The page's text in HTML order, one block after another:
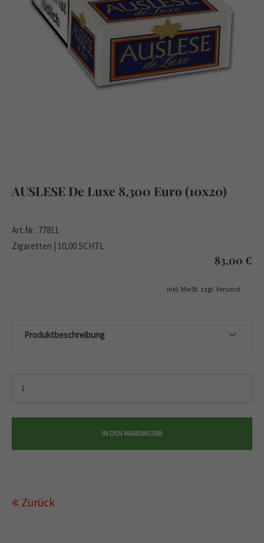
AUSLESE De Luxe 8,300 Euro (10x20)
Art.Nr.: 77811
Zigaretten | 10,00 SCHTL
83,00 €
inkl. MwSt. zzgl. Versand
Produktbeschreibung
Zurück